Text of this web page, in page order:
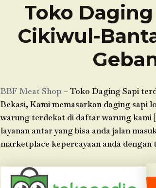
Toko
Cikiwul-
BBF Meat Shop – Toko Daging Sapi
Bekasi, Kami memasarkan daging sapi
warung terdekat di daftar warung kami
layanan antar yang bisa anda jalan
marketplace kepercayaan anda dengan